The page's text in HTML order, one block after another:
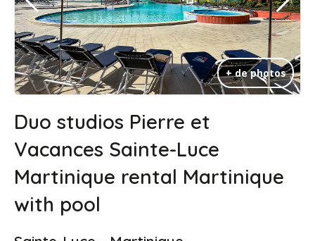
+ de photos
Duo studios Pierre et
Vacances Sainte-Luce
Martinique rental Martinique
with pool